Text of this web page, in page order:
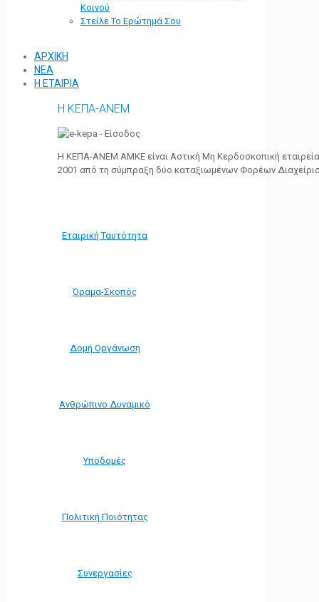
Κοινού
Στείλε Το Ερώτημά Σου
ΑΡΧΙΚΗ
ΝΕΑ
Η ΕΤΑΙΡΙΑ
Η ΚΕΠΑ-ΑΝΕΜ
Η ΚΕΠΑ-ΑΝΕΜ ΑΜΚΕ είναι Αστική Μη Κερδοσκοπική
2001 από τη σύμπραξη δύο καταξιωμένων Φορέων
Εταιρική Ταυτότητα
Όραμα-Σκοπός
Δομή Οργάνωση
Ανθρώπινο Δυναμικό
Υποδομές
Πολιτική Ποιότητας
Συνεργασίες